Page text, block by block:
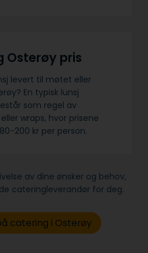
Osterøy pris
levert til møtet eller
En typisk lunsj
som regel av
wraps, hvor prisene
200 kr per person.
av dine ønsker og behov,
cateringleverandør for deg.
catering i Osterøy